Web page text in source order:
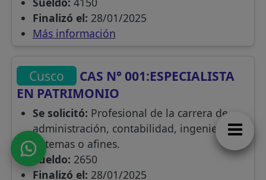
Finalizó el: 28/01/2025
Más información
Cusco
CAS N° 001:ESPECIALISTA
EN PATRIMONIO
Se solicitó: Profesional de la carrera de
administración, contabilidad, ingeniería de
sistemas o afines.
Sueldo: 2650
Finalizó el: 28/01/2025